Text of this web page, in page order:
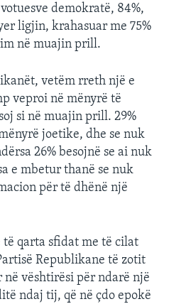
demokratë, 84%,
ligjin, krahasuar me 75%
në muajin prill.
vetëm rreth një e
veproi në mënyrë të
si në muajin prill. 29%
joetike, dhe se nuk
26% besojnë se ai nuk
e mbetur thanë se nuk
për të dhënë një
qarta sfidat me të cilat
Republikane të zotit
vështirësi për ndarë një
ndaj tij, që në çdo epokë